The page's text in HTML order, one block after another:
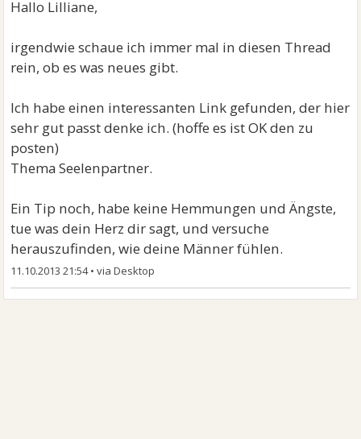
Hallo Lilliane,
irgendwie schaue ich immer mal in diesen Thread
rein, ob es was neues gibt.
Ich habe einen interessanten Link gefunden, der hier
sehr gut passt denke ich. (hoffe es ist OK den zu
posten)
Thema Seelenpartner.
Ein Tip noch, habe keine Hemmungen und Ängste,
tue was dein Herz dir sagt, und versuche
herauszufinden, wie deine Männer fühlen.
11.10.2013 21:54•